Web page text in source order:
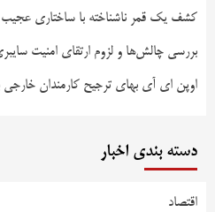
کشف یک قمر ناشناخته با ساختاری
بررسی چالش‌ها و لزوم ارتقای امنیت
اوپن ای آی بهای ترجیح کارمندان خارجی
دسته بندی اخبار
اقتصاد